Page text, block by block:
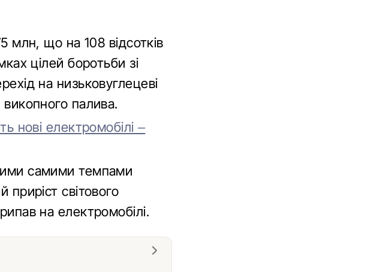
млн, що на 108 відсотків
цілей боротьби зі
на низьковуглецеві
палива.
нові електромобілі –
самими темпами
світового
на електромобілі.